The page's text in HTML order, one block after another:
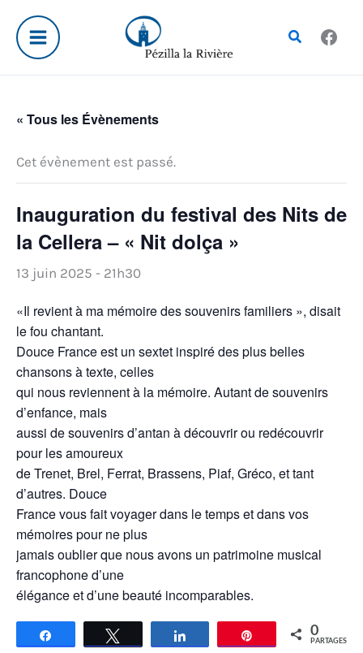
contenu
Rechercher
« Tous les Évènements
Cet évènement est passé.
Inauguration du festival des Nits de
la Cellera – « Nit dolça »
13 juin 2025 - 21h30
«Il revient à ma mémoire des souvenirs familiers », disait
le fou chantant.
Douce France est un sextet inspiré des plus belles
chansons à texte, celles
qui nous reviennent à la mémoire. Autant de souvenirs
d’enfance, mais
aussi de souvenirs d’antan à découvrir ou redécouvrir
pour les amoureux
de Trenet, Brel, Ferrat, Brassens, Piaf, Gréco, et tant
d’autres. Douce
France vous fait voyager dans le temps et dans vos
mémoires pour ne plus
jamais oublier que nous avons un patrimoine musical
francophone d’une
élégance et d’une beauté incomparables.
Épingle 0
PARTAGES